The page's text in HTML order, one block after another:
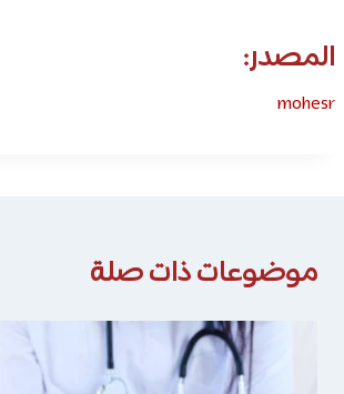
المصدر:
mohesr
موضوعات ذات صلة